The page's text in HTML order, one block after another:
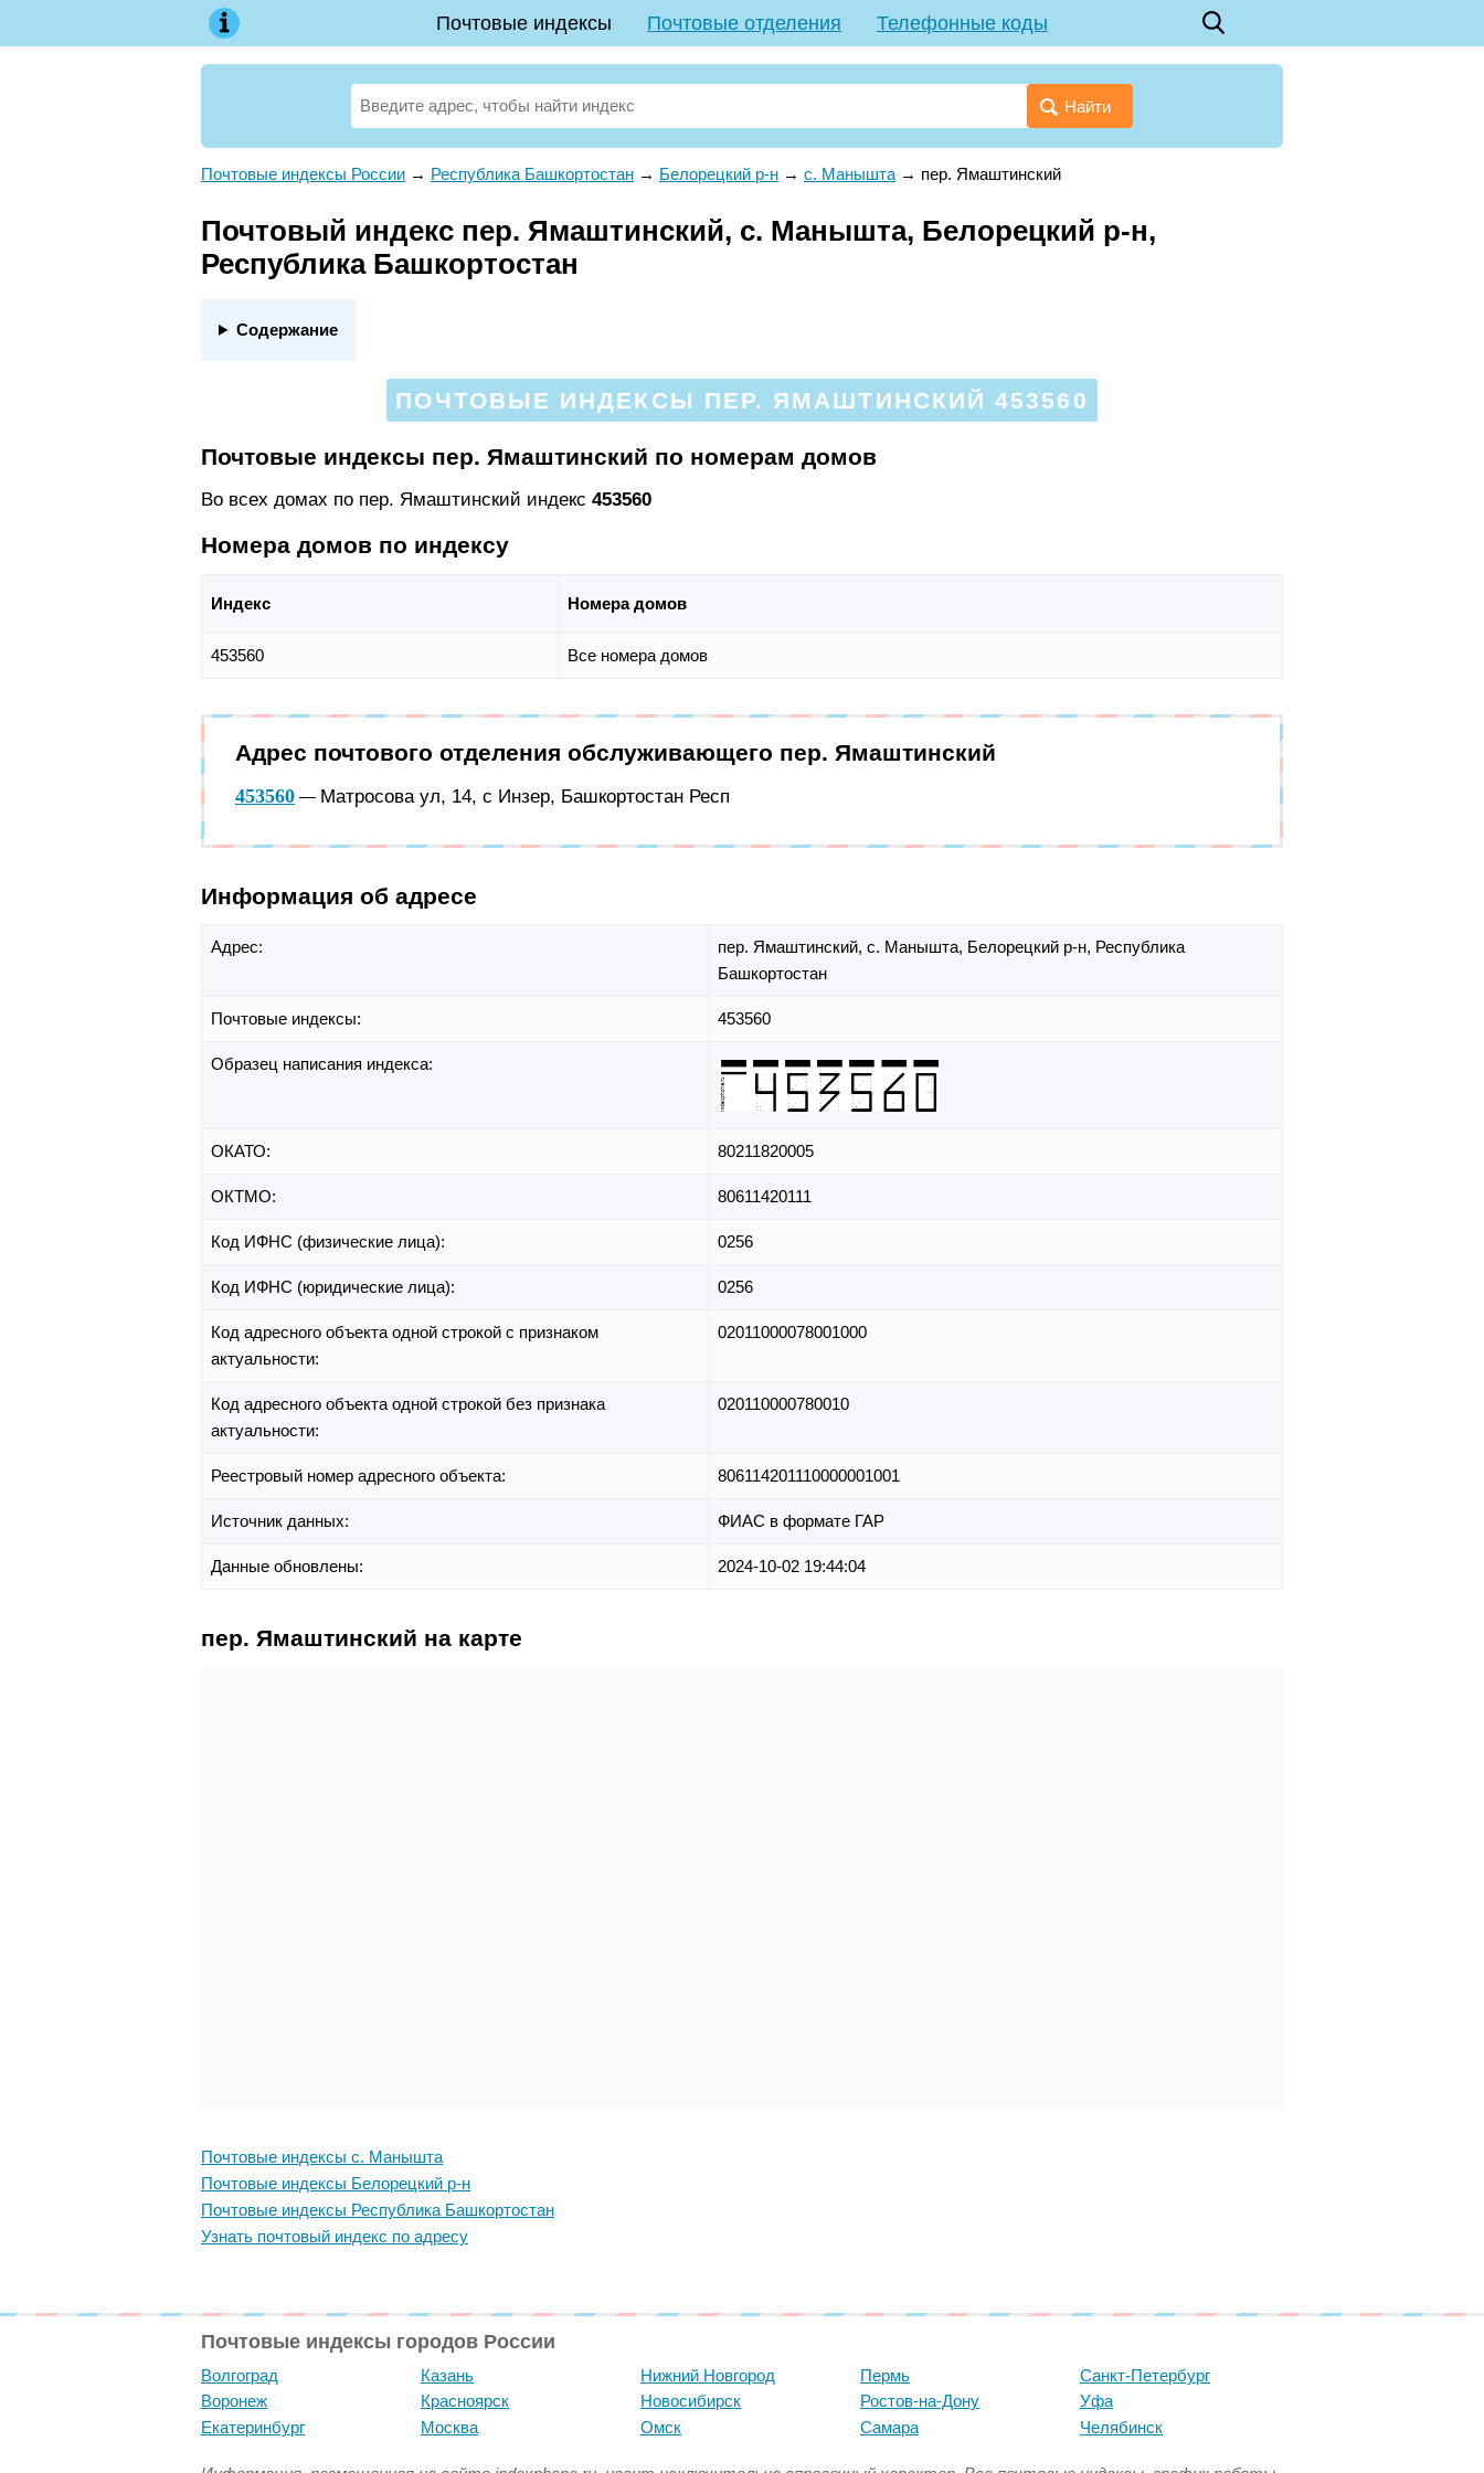
Почтовые индексы Почтовые отделения Телефонные коды
Найти
Почтовые индексы России → Республика Башкортостан → Белорецкий р-н → с. Манышта → пер. Ямаштинский
Почтовый индекс пер. Ямаштинский, с. Манышта, Белорецкий р-н,
Республика Башкортостан
Содержание
ПОЧТОВЫЕ ИНДЕКСЫ ПЕР. ЯМАШТИНСКИЙ 453560
Почтовые индексы пер. Ямаштинский по номерам домов
Во всех домах по пер. Ямаштинский индекс 453560
Номера домов по индексу
Индекс Номера домов
453560 Все номера домов
Адрес почтового отделения обслуживающего пер. Ямаштинский
453560 — Матросова ул, 14, с Инзер, Башкортостан Респ
Информация об адресе
Адрес: пер. Ямаштинский, с. Манышта, Белорецкий р-н, Республика
Башкортостан
Почтовые индексы: 453560
Образец написания индекса:
ОКАТО: 80211820005
ОКТМО: 80611420111
Код ИФНС (физические лица): 0256
Код ИФНС (юридические лица): 0256
Код адресного объекта одной строкой с признаком
актуальности:
02011000078001000
Код адресного объекта одной строкой без признака
актуальности:
020110000780010
Реестровый номер адресного объекта: 806114201110000001001
Источник данных: ФИАС в формате ГАР
Данные обновлены: 2024-10-02 19:44:04
пер. Ямаштинский на карте
Почтовые индексы с. Манышта
Почтовые индексы Белорецкий р-н
Почтовые индексы Республика Башкортостан
Узнать почтовый индекс по адресу
Почтовые индексы городов России
Волгоград
Воронеж
Екатеринбург
Казань
Красноярск
Москва
Нижний Новгород
Новосибирск
Омск
Пермь
Ростов-на-Дону
Самара
Санкт-Петербург
Уфа
Челябинск